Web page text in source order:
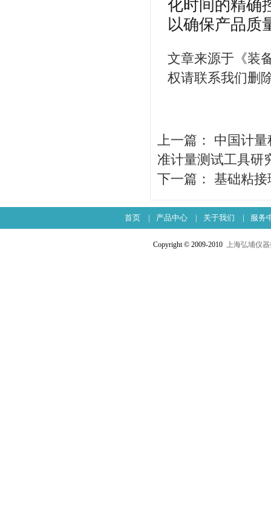
化时间的精确
以确保产品质
文章来源于《装
权请联系我们删
上一篇： 中国计
准计量测试工具研
下一篇： 基础粘
首页 | 产品中心 | 关于我们 | 服务
Copyright © 2009-2010 上海弘埔仪